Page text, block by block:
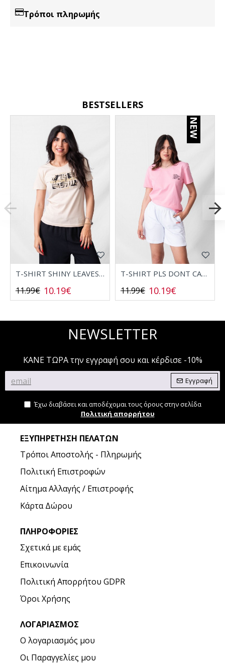
Τρόποι πληρωμής
BESTSELLERS
T-SHIRT SHINY LEAVES 2532006
10.19€
11.99€
NEW
T-SHIRT PLS DONT CALL 2532008
10.19€
11.99€
NEWSLETTER
ΚΑΝΕ ΤΩΡΑ την εγγραφή σου και κέρδισε -10%
Εγγραφή
Έχω διαβάσει και αποδέχομαι τους όρους στην σελίδα
Πολιτική απορρήτου
ΕΞΥΠΗΡΈΤΗΣΗ ΠΕΛΑΤΏΝ
Τρόποι Αποστολής - Πληρωμής
Πολιτική Επιστροφών
Αίτημα Αλλαγής / Επιστροφής
Κάρτα Δώρου
ΠΛΗΡΟΦΟΡΊΕΣ
Σχετικά με εμάς
Επικοινωνία
Πολιτική Απορρήτου GDPR
Όροι Χρήσης
ΛΟΓΑΡΙΑΣΜΌΣ
Ο λογαριασμός μου
Οι Παραγγελίες μου